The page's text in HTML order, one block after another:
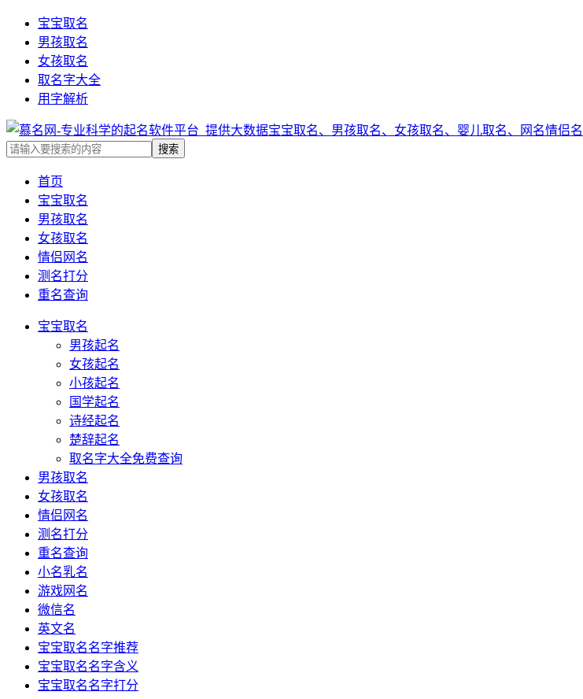
宝宝取名
男孩取名
女孩取名
取名字大全
用字解析
首页
宝宝取名
男孩取名
女孩取名
情侣网名
测名打分
重名查询
宝宝取名
男孩起名
女孩起名
小孩起名
国学起名
诗经起名
楚辞起名
取名字大全免费查询
男孩取名
女孩取名
情侣网名
测名打分
重名查询
小名乳名
游戏网名
微信名
英文名
宝宝取名名字推荐
宝宝取名名字含义
宝宝取名名字打分